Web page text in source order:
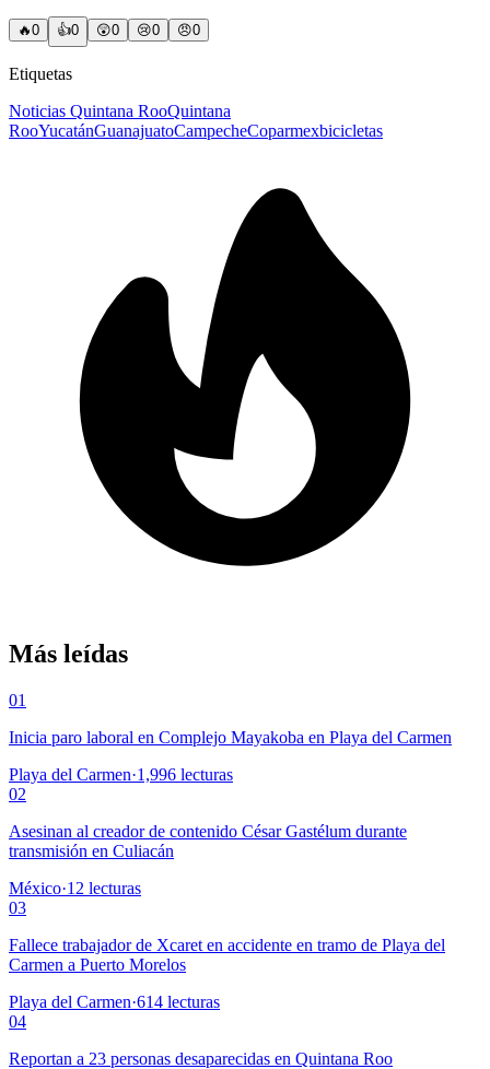
🔥0 👍0 😲0 😢0 😠0
Etiquetas
Noticias Quintana RooQuintana
RooYucatánGuanajuatoCampecheCoparmexbicicletas
Más leídas
01
Inicia paro laboral en Complejo Mayakoba en Playa del Carmen
Playa del Carmen·1,996 lecturas
02
Asesinan al creador de contenido César Gastélum durante
transmisión en Culiacán
México·12 lecturas
03
Fallece trabajador de Xcaret en accidente en tramo de Playa del
Carmen a Puerto Morelos
Playa del Carmen·614 lecturas
04
Reportan a 23 personas desaparecidas en Quintana Roo